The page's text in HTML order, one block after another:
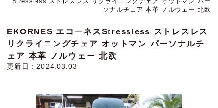
Stressless ストレスレス リクライニングチェア オットマン パー
ソナルチェア 本革 ノルウェー 北欧
EKORNES エコーネスStressless ストレスレス
リクライニングチェア オットマン パーソナルチ
ェア 本革 ノルウェー 北欧
更新日 : 2024.03.03